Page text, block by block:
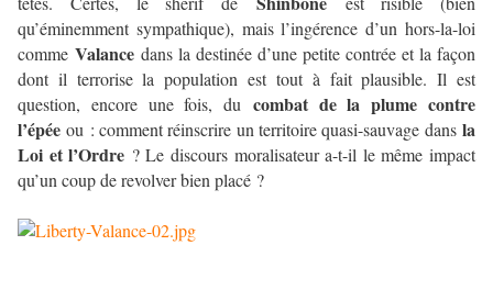
qu’éminemment sympathique), mais l’ingérence d’un hors-la-loi
comme Valance dans la destinée d’une petite contrée et la façon
dont il terrorise la population est tout à fait plausible. Il est
question, encore une fois, du combat de la plume contre
l’épée ou : comment réinscrire un territoire quasi-sauvage dans la
Loi et l’Ordre ? Le discours moralisateur a-t-il le même impact
qu’un coup de revolver bien placé ?